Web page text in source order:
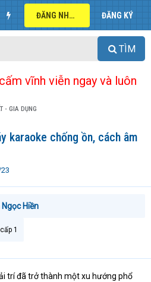
ĐĂNG NHẬP ĐĂNG KÝ
TÌM
vĩnh viễn ngay và luôn
- GIA DỤNG
karaoke chống ồn, cách âm
Hiền
1
trí đã trở thành một xu hướng phổ